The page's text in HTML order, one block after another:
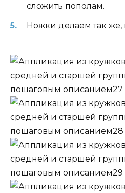
сложить пополам.
Ножки делаем так же,